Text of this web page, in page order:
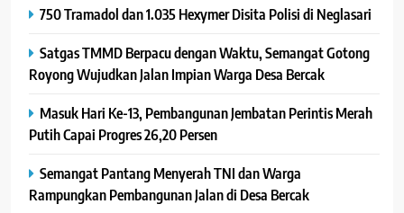
750 Tramadol dan 1.035 Hexymer Disita Polisi di Neglasari
Satgas TMMD Berpacu dengan Waktu, Semangat Gotong
Royong Wujudkan Jalan Impian Warga Desa Bercak
Masuk Hari Ke-13, Pembangunan Jembatan Perintis Merah
Putih Capai Progres 26,20 Persen
Semangat Pantang Menyerah TNI dan Warga
Rampungkan Pembangunan Jalan di Desa Bercak